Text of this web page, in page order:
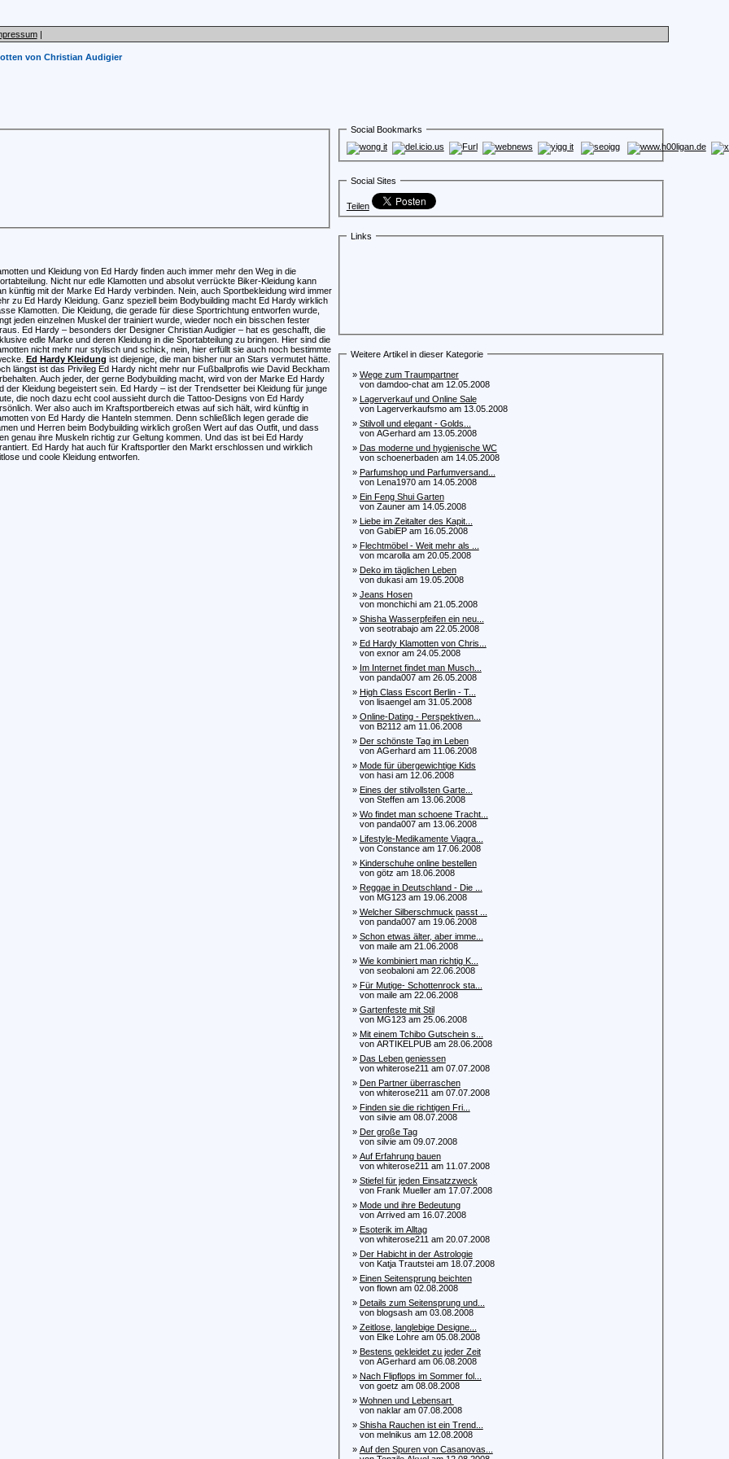
|
von Christian Audigier
und Kleidung von Ed Hardy finden auch immer mehr den Weg in die
Nicht nur edle Klamotten und absolut verrückte Biker-Kleidung kann
künftig mit der Marke Ed Hardy verbinden. Nein, auch Sportbekleidung wird immer
zu Ed Hardy Kleidung. Ganz speziell beim Bodybuilding macht Ed Hardy wirklich
Klamotten. Die Kleidung, die gerade für diese Sportrichtung entworfen wurde,
jeden einzelnen Muskel der trainiert wurde, wieder noch ein bisschen fester
Ed Hardy – besonders der Designer Christian Audigier – hat es geschafft, die
edle Marke und deren Kleidung in die Sportabteilung zu bringen. Hier sind die
nicht mehr nur stylisch und schick, nein, hier erfüllt sie auch noch bestimmte
Ed Hardy Kleidung ist diejenige, die man bisher nur an Stars vermutet hätte.
längst ist das Privileg Ed Hardy nicht mehr nur Fußballprofis wie David Beckham
Auch jeder, der gerne Bodybuilding macht, wird von der Marke Ed Hardy
der Kleidung begeistert sein. Ed Hardy – ist der Trendsetter bei Kleidung für junge
die noch dazu echt cool aussieht durch die Tattoo-Designs von Ed Hardy
Wer also auch im Kraftsportbereich etwas auf sich hält, wird künftig in
von Ed Hardy die Hanteln stemmen. Denn schließlich legen gerade die
und Herren beim Bodybuilding wirklich großen Wert auf das Outfit, und dass
genau ihre Muskeln richtig zur Geltung kommen. Und das ist bei Ed Hardy
Ed Hardy hat auch für Kraftsportler den Markt erschlossen und wirklich
und coole Kleidung entworfen.
Social Bookmarks
Social Sites
Teilen
Links
Weitere Artikel in dieser Kategorie
» Wege zum Traumpartner
von damdoo-chat am 12.05.2008
» Lagerverkauf und Online Sale
von Lagerverkaufsmo am 13.05.2008
» Stilvoll und elegant - Golds...
von AGerhard am 13.05.2008
» Das moderne und hygienische WC
von schoenerbaden am 14.05.2008
» Parfumshop und Parfumversand...
von Lena1970 am 14.05.2008
» Ein Feng Shui Garten
von Zauner am 14.05.2008
» Liebe im Zeitalter des Kapit...
von GabiEP am 16.05.2008
» Flechtmöbel - Weit mehr als ...
von mcarolla am 20.05.2008
» Deko im täglichen Leben
von dukasi am 19.05.2008
» Jeans Hosen
von monchichi am 21.05.2008
» Shisha Wasserpfeifen ein neu...
von seotrabajo am 22.05.2008
» Ed Hardy Klamotten von Chris...
von exnor am 24.05.2008
» Im Internet findet man Musch...
von panda007 am 26.05.2008
» High Class Escort Berlin - T...
von lisaengel am 31.05.2008
» Online-Dating - Perspektiven...
von B2112 am 11.06.2008
» Der schönste Tag im Leben
von AGerhard am 11.06.2008
» Mode für übergewichtige Kids
von hasi am 12.06.2008
» Eines der stilvollsten Garte...
von Steffen am 13.06.2008
» Wo findet man schoene Tracht...
von panda007 am 13.06.2008
» Lifestyle-Medikamente Viagra...
von Constance am 17.06.2008
» Kinderschuhe online bestellen
von götz am 18.06.2008
» Reggae in Deutschland - Die ...
von MG123 am 19.06.2008
» Welcher Silberschmuck passt ...
von panda007 am 19.06.2008
» Schon etwas älter, aber imme...
von maile am 21.06.2008
» Wie kombiniert man richtig K...
von seobaloni am 22.06.2008
» Für Mutige- Schottenrock sta...
von maile am 22.06.2008
» Gartenfeste mit Stil
von MG123 am 25.06.2008
» Mit einem Tchibo Gutschein s...
von ARTIKELPUB am 28.06.2008
» Das Leben geniessen
von whiterose211 am 07.07.2008
» Den Partner überraschen
von whiterose211 am 07.07.2008
» Finden sie die richtigen Fri...
von silvie am 08.07.2008
» Der große Tag
von silvie am 09.07.2008
» Auf Erfahrung bauen
von whiterose211 am 11.07.2008
» Stiefel für jeden Einsatzzweck
von Frank Mueller am 17.07.2008
» Mode und ihre Bedeutung
von Arrived am 16.07.2008
» Esoterik im Alltag
von whiterose211 am 20.07.2008
» Der Habicht in der Astrologie
von Katja Trautstei am 18.07.2008
» Einen Seitensprung beichten
von flown am 02.08.2008
» Details zum Seitensprung und...
von blogsash am 03.08.2008
» Zeitlose, langlebige Designe...
von Elke Lohre am 05.08.2008
» Bestens gekleidet zu jeder Zeit
von AGerhard am 06.08.2008
» Nach Flipflops im Sommer fol...
von goetz am 08.08.2008
» Wohnen und Lebensart
von naklar am 07.08.2008
» Shisha Rauchen ist ein Trend...
von melnikus am 12.08.2008
» Auf den Spuren von Casanovas...